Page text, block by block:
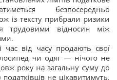
безпосередньо
із тексту прибрали ризики
трудовими відносин між
час від часу продають свої
чи одяг — нічого не
року на загальну суму до
не цікавитимуть.